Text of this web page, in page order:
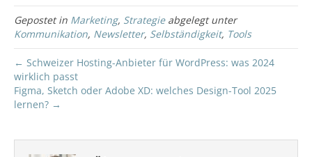
Gepostet in Marketing, Strategieabgelegt unter
Kommunikation, Newsletter, Selbständigkeit, Tools
← Schweizer Hosting-Anbieter für WordPress: was 2024
wirklich passt
Figma, Sketch oder Adobe XD: welches Design-Tool 2025
lernen? →